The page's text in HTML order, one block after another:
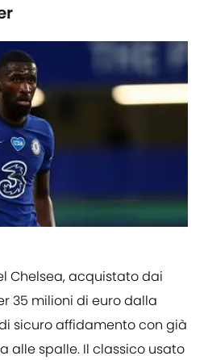
Chelsea, acquistato dai
35 milioni di euro dalla
sicuro affidamento con già
alle spalle. Il classico usato